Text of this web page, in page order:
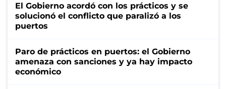
El Gobierno acordó con los prácticos y se
solucionó el conflicto que paralizó a los
puertos
Paro de prácticos en puertos: el Gobierno
amenaza con sanciones y ya hay impacto
económico